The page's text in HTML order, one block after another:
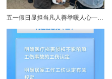
五一假日显担当凡人善举暖人心——渑池两名公职人员路遇车祸紧急施救2026年5月2日，五一假期期间，渑池县林业局职工范文杰、城管局职工关磊途经洛宁县景阳镇孙洞村时，偶遇一起交通事故。现场汽车与电动车相撞，骑行车主倒地受伤、头部流血，情况十分危急。危急时刻，二人毫不犹豫靠边停车，迅速上前查看伤情、安抚伤者，现场设置警戒防范二次事故，同步拨打120、110并联系伤者家属，全程坚守陪护、有序处置。直至家属......